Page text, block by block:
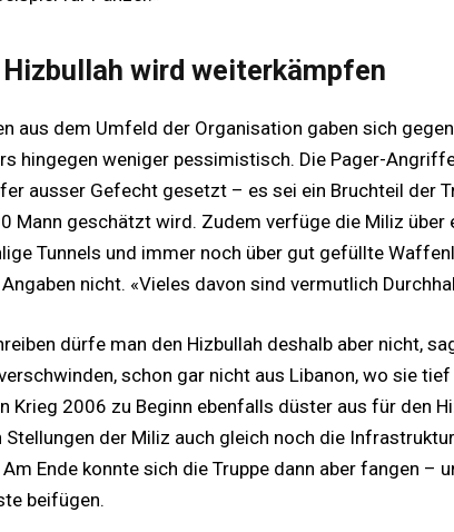
Hizbullah wird weiterkämpfen
aus dem Umfeld der Organisation gaben sich
hingegen weniger pessimistisch. Die Pager-
ausser Gefecht gesetzt – es sei ein Bruchteil der
Mann geschätzt wird. Zudem verfüge die Miliz über
Tunnels und immer noch über gut gefüllte
nicht. «Vieles davon sind vermutlich
dürfe man den Hizbullah deshalb aber nicht,
schon gar nicht aus Libanon, wo sie
Krieg 2006 zu Beginn ebenfalls düster aus für den
Stellungen der Miliz auch gleich noch die
Ende konnte sich die Truppe dann aber fangen –
beifügen.